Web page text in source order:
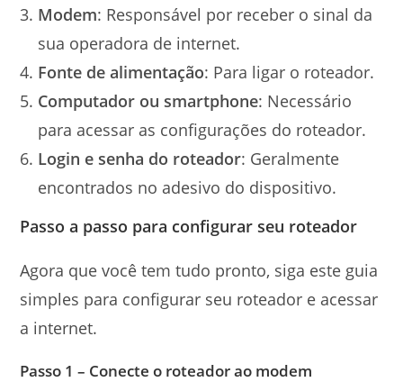
Modem: Responsável por receber o sinal da
sua operadora de internet.
Fonte de alimentação: Para ligar o roteador.
Computador ou smartphone: Necessário
para acessar as configurações do roteador.
Login e senha do roteador: Geralmente
encontrados no adesivo do dispositivo.
Passo a passo para configurar seu roteador
Agora que você tem tudo pronto, siga este guia
simples para configurar seu roteador e acessar
a internet.
Passo 1 – Conecte o roteador ao modem